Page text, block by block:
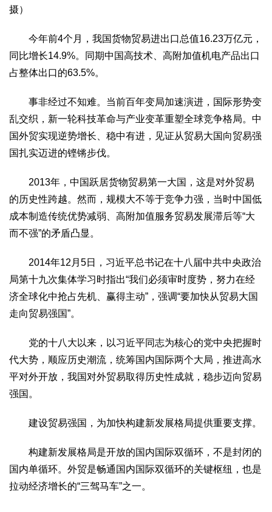
摄）
今年前4个月，我国货物贸易进出口总值16.23万亿元，
同比增长14.9%。同期中国高技术、高附加值机电产品出口
占整体出口的63.5%。
事非经过不知难。当前百年变局加速演进，国际形势变
乱交织，新一轮科技革命与产业变革重塑全球竞争格局。中
国外贸实现逆势增长、稳中有进，见证从贸易大国向贸易强
国扎实迈进的铿锵步伐。
2013年，中国跃居货物贸易第一大国，这是对外贸易
的历史性跨越。然而，规模大不等于竞争力强，当时中国低
成本制造传统优势减弱、高附加值服务贸易发展滞后等“大
而不强”的矛盾凸显。
2014年12月5日，习近平总书记在十八届中共中央政治
局第十九次集体学习时指出“我们必须审时度势，努力在经
济全球化中抢占先机、赢得主动”，强调“要加快从贸易大国
走向贸易强国”。
党的十八大以来，以习近平同志为核心的党中央把握时
代大势，顺应历史潮流，统筹国内国际两个大局，推进高水
平对外开放，我国对外贸易取得历史性成就，稳步迈向贸易
强国。
建设贸易强国，为加快构建新发展格局提供重要支撑。
构建新发展格局是开放的国内国际双循环，不是封闭的
国内单循环。外贸是畅通国内国际双循环的关键枢纽，也是
拉动经济增长的“三驾马车”之一。